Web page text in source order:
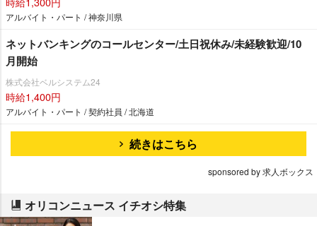
アルバイト・パート / 神奈川県
ネットバンキングのコールセンター/土日祝休み/未経験歓迎/10
月開始
株式会社ベルシステム24
時給1,400円
アルバイト・パート / 契約社員 / 北海道
続きはこちら
sponsored by 求人ボックス
オリコンニュース イチオシ特集